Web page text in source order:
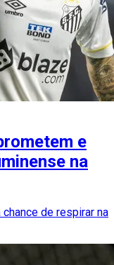
e
na
de respirar na